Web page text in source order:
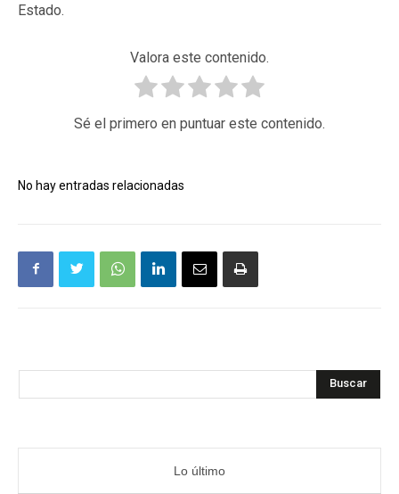
Estado.
Valora este contenido.
Sé el primero en puntuar este contenido.
No hay entradas relacionadas
Buscar
Lo último